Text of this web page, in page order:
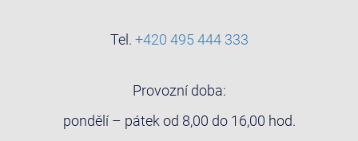
Tel. +420 495 444 333
Provozní doba:
pondělí – pátek od 8,00 do 16,00 hod.